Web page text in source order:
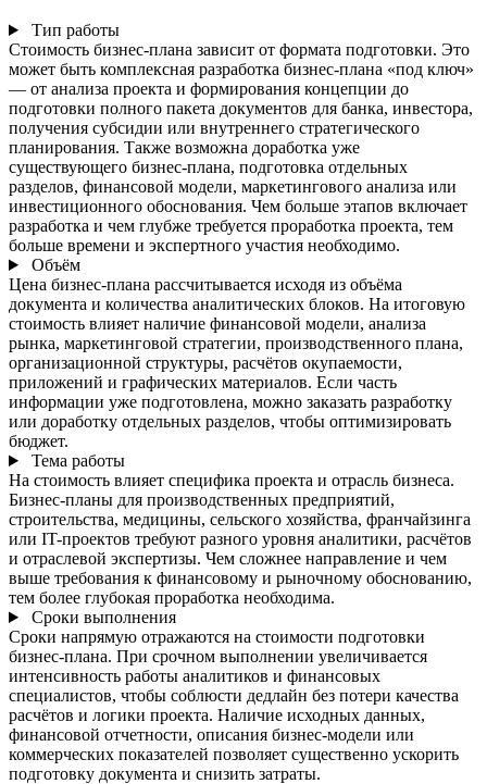
Тип работы
Стоимость бизнес-плана зависит от формата подготовки. Это
может быть комплексная разработка бизнес-плана «под ключ»
— от анализа проекта и формирования концепции до
подготовки полного пакета документов для банка, инвестора,
получения субсидии или внутреннего стратегического
планирования. Также возможна доработка уже
существующего бизнес-плана, подготовка отдельных
разделов, финансовой модели, маркетингового анализа или
инвестиционного обоснования. Чем больше этапов включает
разработка и чем глубже требуется проработка проекта, тем
больше времени и экспертного участия необходимо.
Объём
Цена бизнес-плана рассчитывается исходя из объёма
документа и количества аналитических блоков. На итоговую
стоимость влияет наличие финансовой модели, анализа
рынка, маркетинговой стратегии, производственного плана,
организационной структуры, расчётов окупаемости,
приложений и графических материалов. Если часть
информации уже подготовлена, можно заказать разработку
или доработку отдельных разделов, чтобы оптимизировать
бюджет.
Тема работы
На стоимость влияет специфика проекта и отрасль бизнеса.
Бизнес-планы для производственных предприятий,
строительства, медицины, сельского хозяйства, франчайзинга
или IT-проектов требуют разного уровня аналитики, расчётов
и отраслевой экспертизы. Чем сложнее направление и чем
выше требования к финансовому и рыночному обоснованию,
тем более глубокая проработка необходима.
Сроки выполнения
Сроки напрямую отражаются на стоимости подготовки
бизнес-плана. При срочном выполнении увеличивается
интенсивность работы аналитиков и финансовых
специалистов, чтобы соблюсти дедлайн без потери качества
расчётов и логики проекта. Наличие исходных данных,
финансовой отчетности, описания бизнес-модели или
коммерческих показателей позволяет существенно ускорить
подготовку документа и снизить затраты.